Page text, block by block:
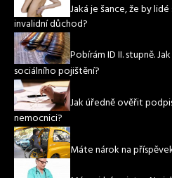
Jaká je šance, že by
invalidní důchod?
Pobírám ID II. stupně.
sociálního pojištění?
Jak úředně ověřit
nemocnici?
Máte nárok na